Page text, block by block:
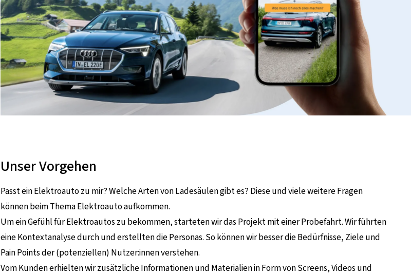
Unser Vorgehen
Passt ein Elektroauto zu mir? Welche Arten von Ladesäulen gibt es? Diese und viele weitere Fragen
können beim Thema Elektroauto aufkommen.
Um ein Gefühl für Elektroautos zu bekommen, starteten wir das Projekt mit einer Probefahrt. Wir führten
eine Kontextanalyse durch und erstellten die Personas. So können wir besser die Bedürfnisse, Ziele und
Pain Points der (potenziellen) Nutzer:innen verstehen.
Vom Kunden erhielten wir zusätzliche Informationen und Materialien in Form von Screens, Videos und